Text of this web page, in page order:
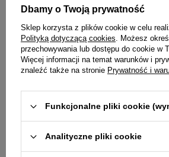
ZAPIĘCIE
Pełne, zamknięte
ZAPIĘCIE
Z możliwością regulacji
Czas działania zegarka bez
baterii - 3 lata
MECHANIZM
MYIOTA
ŚREDNICA KOPERTY
Dbamy o Twoją prywatność
Sklep korzysta z plików cookie w celu
Polityką dotyczącą cookies. Możesz
przechowywania lub dostępu do cookie w
Więcej informacji na temat warunków i
znaleźć także na stronie Prywatność i
Funkcjonalne pliki cookie
Analityczne pliki cookie